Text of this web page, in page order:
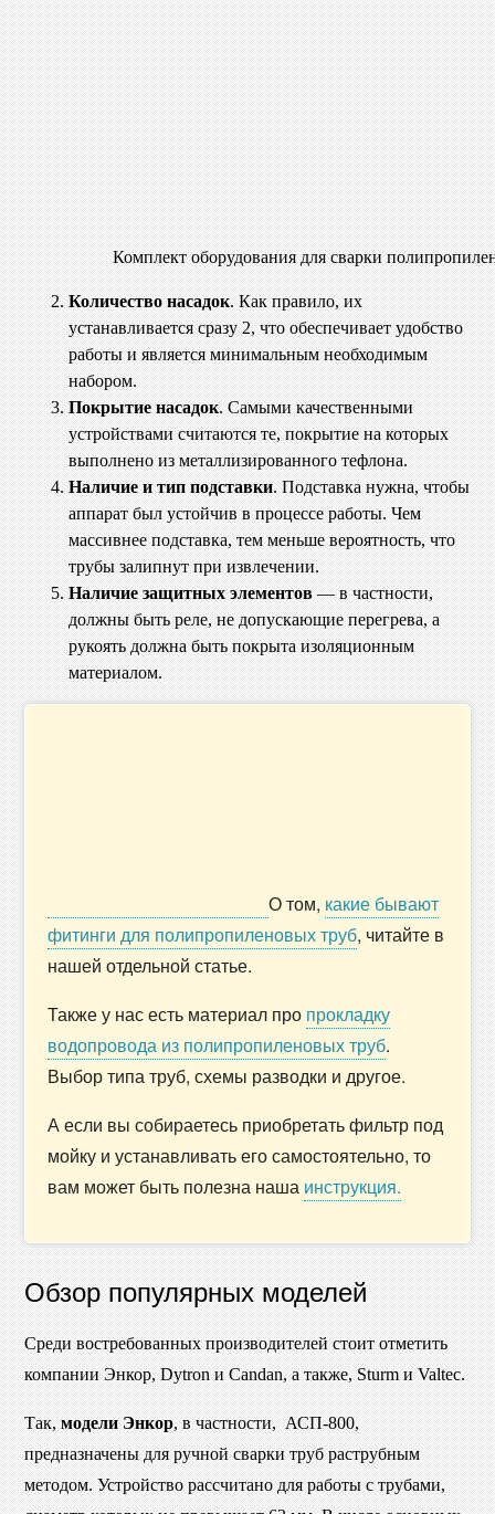
Комплект оборудования для сварки
Количество насадок. Как правило, их
устанавливается сразу 2, что обеспечивает удобство
работы и является минимальным необходимым
набором.
Покрытие насадок. Самыми качественными
устройствами считаются те, покрытие на которых
выполнено из металлизированного тефлона.
Наличие и тип подставки. Подставка нужна, чтобы
аппарат был устойчив в процессе работы. Чем
массивнее подставка, тем меньше вероятность, что
трубы залипнут при извлечении.
Наличие защитных элементов— в частности,
должны быть реле, не допускающие перегрева, а
рукоять должна быть покрыта изоляционным
материалом.
О том, какие бывают
фитинги для полипропиленовых труб, читайте в
нашей отдельной статье.
Также у нас есть материал про прокладку
водопровода из полипропиленовых труб.
Выбор типа труб, схемы разводки и другое.
А если вы собираетесь приобретать фильтр под
мойку и устанавливать его самостоятельно, то
вам может быть полезна наша инструкция.
Обзор популярных моделей
Среди востребованных производителей стоит отметить
компании Энкор, Dytron и Candan, а также, Sturm и Valtec.
Так, модели Энкор, в частности, АСП-800,
предназначены для ручной сварки труб раструбным
методом. Устройство рассчитано для работы с трубами,